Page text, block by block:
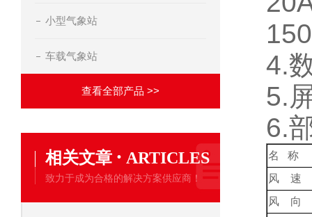
小型气象站
车载气象站
查看全部产品 >>
相关文章 · ARTICLES
致力于成为合格的解决方案供应商！
4.
5.
6.
名 称
风 速
风 向